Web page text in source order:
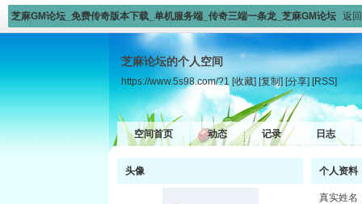
芝麻GM论坛_免费传奇版本下载_单机服务端_传奇三端一条龙_芝麻GM论坛 返
芝麻论坛的个人空间
https://www.5s98.com/?1 [收藏] [复制] [分享] [RSS]
空间首页 动态 记录 日志
头像 个人资料
真实姓名